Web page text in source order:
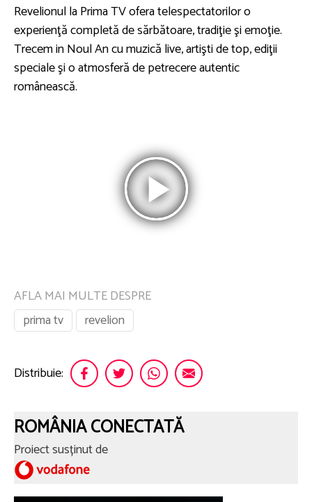
Revelionul la Prima TV ofera telespectatorilor o
experienţă completă de sărbătoare, tradiţie şi emoţie.
Trecem in Noul An cu muzică live, artişti de top, ediţii
speciale şi o atmosferă de petrecere autentic
românească.
AFLA MAI MULTE DESPRE
prima tv
revelion
Distribuie:
ROMÂNIA CONECTATĂ
Proiect susținut de